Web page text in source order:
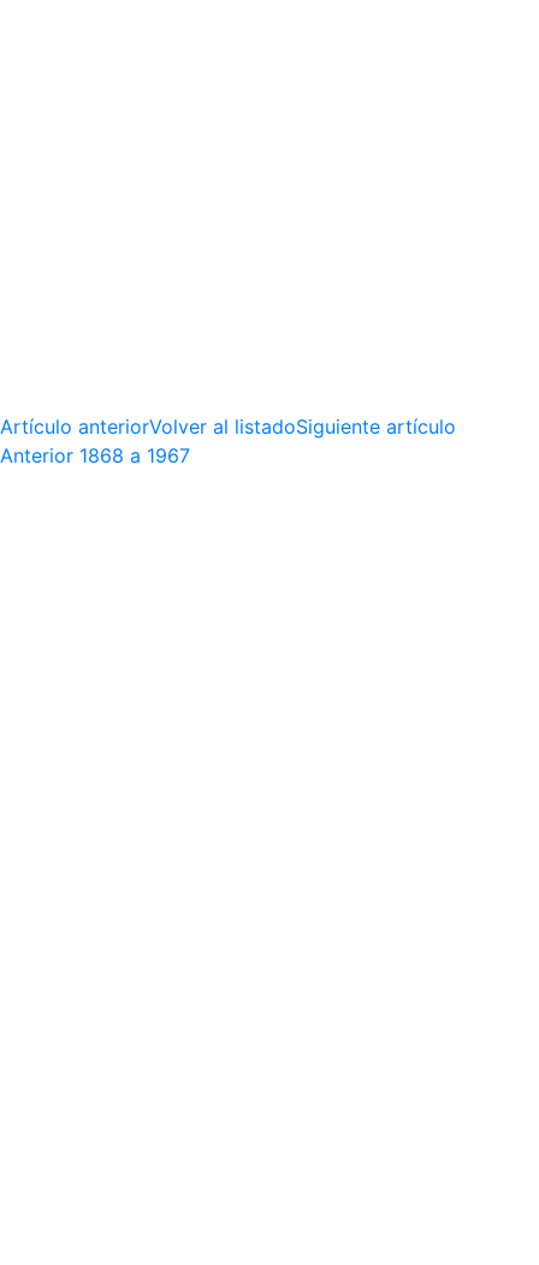
Artículo anteriorVolver al listadoSiguiente artículo
Anterior 1868 a 1967